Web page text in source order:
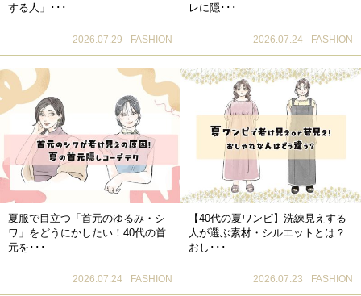
する人」･･･
2026.07.29 FASHION
レに隠･･･
2026.07.24 FASHION
夏服で目立つ「首元のゆるみ・シ
ワ」をどうにかしたい！40代の首
元を･･･
2026.07.24 FASHION
【40代の夏ワンピ】洗練見えする
人が選ぶ素材・シルエットとは？
おし･･･
2026.07.23 FASHION